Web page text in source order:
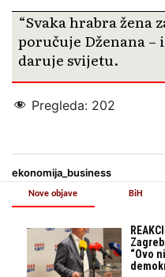
“Svaka hrabra žena
poručuje Dženana –
daruje svijetu.
Pregleda: 202
ekonomija_business
Nove objave
“Ovo
BiH